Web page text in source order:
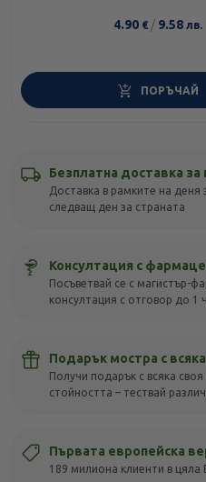
4.90 € / 9.58 лв.
ПОРЪЧАЙ
Безплатна доставка за
Доставка в рамките на деня
следващ ден за страната
Консултация с
Посъветвай се с магистър-
консултация с отговор до 1
Подарък мостра с
Получи подарък с всяка
стойността – тествай
Първата европейска
189 милиона клиенти в цяла